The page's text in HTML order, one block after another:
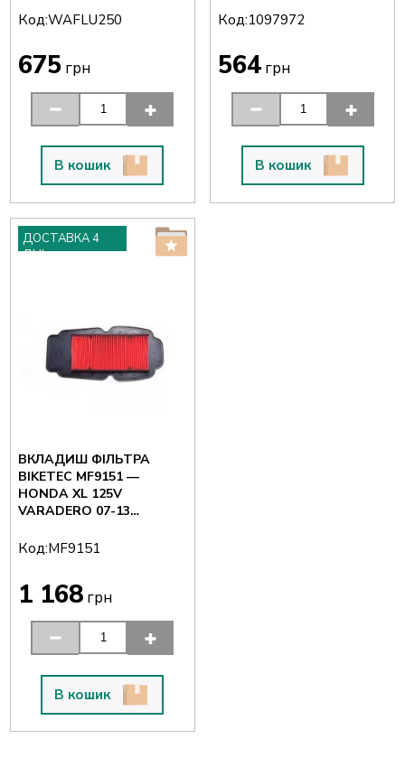
Код:WAFLU250
675 грн
В кошик
Код:1097972
564 грн
В кошик
ДОСТАВКА 4
ДНІ
ВКЛАДИШ ФІЛЬТРА
BIKETEC MF9151 —
HONDA XL 125V
VARADERO 07-13
Код:MF9151
1 168грн
В кошик